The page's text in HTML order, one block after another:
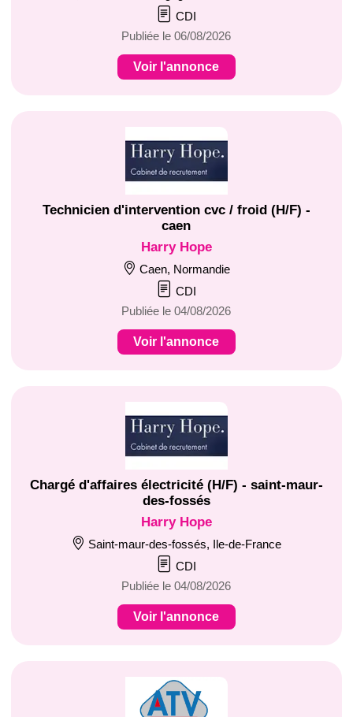
CDI
Publiée le 06/08/2026
Voir l'annonce
Technicien d'intervention cvc / froid (H/F) -
caen
Harry Hope
Caen, Normandie
CDI
Publiée le 04/08/2026
Voir l'annonce
Chargé d'affaires électricité (H/F) - saint-maur-
des-fossés
Harry Hope
Saint-maur-des-fossés, Ile-de-France
CDI
Publiée le 04/08/2026
Voir l'annonce